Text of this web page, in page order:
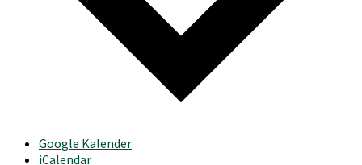
Google Kalender
iCalendar